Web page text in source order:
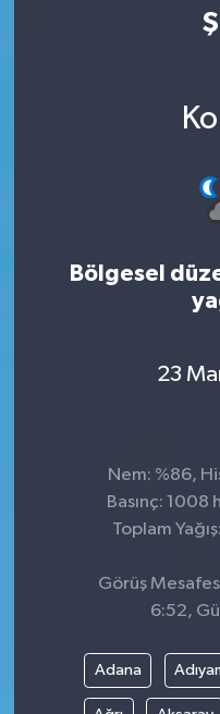
Bölgesel
23
Nem: %86,
Basınç: 1008
Toplam
Görüş
6:52,
Adana
PROJELER
Son Dakika